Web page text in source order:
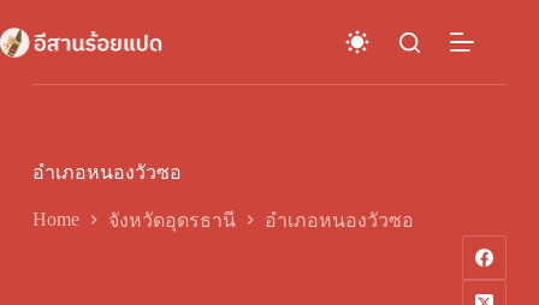
to
content
อำเภอหนองวัวซอ
Home จังหวัดอุดรธานี อำเภอหนองวัวซอ